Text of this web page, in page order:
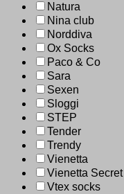
Natura
Nina club
Norddiva
Ox Socks
Paco & Co
Sara
Sexen
Sloggi
STEP
Tender
Trendy
Vienetta
Vienetta Secret
Vtex socks